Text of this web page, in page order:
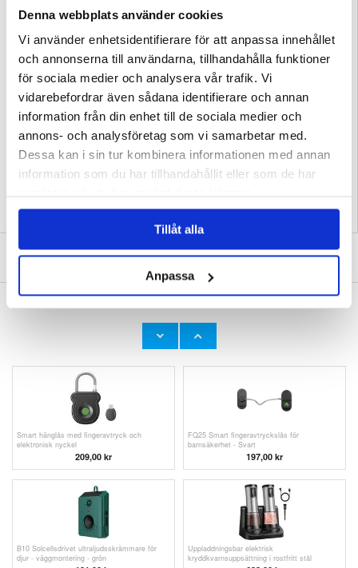
Denna webbplats använder cookies
Vi använder enhetsidentifierare för att anpassa innehållet
och annonserna till användarna, tillhandahålla funktioner
för sociala medier och analysera vår trafik. Vi
vidarebefordrar även sådana identifierare och annan
information från din enhet till de sociala medier och
annons- och analysföretag som vi samarbetar med.
Dessa kan i sin tur kombinera informationen med annan
information som du har tillhandahållit eller som de har
Tillåt alla
Anpassa
Arbetstakt: 0,2 W
Skyddsnivå: IP55
Servicetid: 100000H
Syfte: Dekoration, belysning
Pärla kvantitet: 1
EAN: 5714122612236
Relaterade kategorier:El och ljus
SKRIV EN RECENSION
L800 Trådlöst headset för musik och spel
Smart hänglås med fingeravtryck och
Smart hänglås med fingeravtryck och
elektronisk nyckel
209,00 kr
FQ25 Smart fingeravtryckslås för
barnsäkerhet - Svart
197,00 kr
B10 Solcellsdrivet ultraljudsskrämmare för
djur - väggmontering - grön
Uppladdningsbar elektrisk
kryddkvarnsuppsättning i rostfritt stål